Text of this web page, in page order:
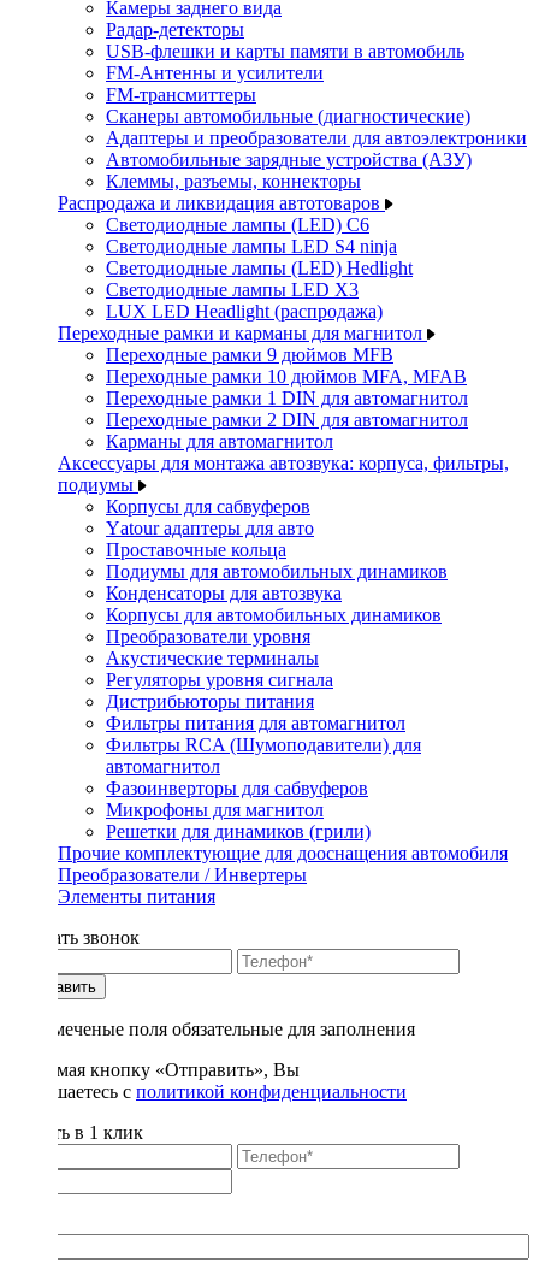
Камеры заднего вида
Радар-детекторы
USB-флешки и карты памяти в автомобиль
FM-Антенны и усилители
FM-трансмиттеры
Сканеры автомобильные (диагностические)
Адаптеры и преобразователи для автоэлектроники
Автомобильные зарядные устройства (АЗУ)
Клеммы, разъемы, коннекторы
Распродажа и ликвидация автотоваров
Светодиодные лампы (LED) C6
Светодиодные лампы LED S4 ninja
Светодиодные лампы (LED) Hedlight
Светодиодные лампы LED X3
LUX LED Headlight (распродажа)
Переходные рамки и карманы для магнитол
Переходные рамки 9 дюймов MFB
Переходные рамки 10 дюймов MFA, MFAB
Переходные рамки 1 DIN для автомагнитол
Переходные рамки 2 DIN для автомагнитол
Карманы для автомагнитол
Аксессуары для монтажа автозвука: корпуса, фильтры,
подиумы
Корпусы для сабвуферов
Yаtour адаптеры для авто
Проставочные кольца
Подиумы для автомобильных динамиков
Конденсаторы для автозвука
Корпусы для автомобильных динамиков
Преобразователи уровня
Акустические терминалы
Регуляторы уровня сигнала
Дистрибьюторы питания
Фильтры питания для автомагнитол
Фильтры RCA (Шумоподавители) для
автомагнитол
Фазоинверторы для сабвуферов
Микрофоны для магнитол
Решетки для динамиков (грили)
Прочие комплектующие для дооснащения автомобиля
Преобразователи / Инвертеры
Элементы питания
Заказать звонок
Отправить
* - отмеченые поля обязательные для заполнения
Нажимая кнопку «Отправить», Вы
соглашаетесь с политикой конфиденциальности
Купить в 1 клик